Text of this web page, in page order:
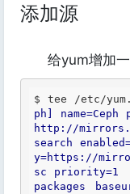
添加源
给yum增加一
$ tee /etc/
ph
name=Ceph
http: //
search
enabled
y=https: //
sc
priority=1
packages